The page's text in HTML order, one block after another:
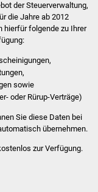
der Steuerverwaltung,
die Jahre ab 2012
hierfür folgende zu Ihrer
sowie
oder Rürup-Verträge)
Sie diese Daten bei
übernehmen.
zur Verfügung.